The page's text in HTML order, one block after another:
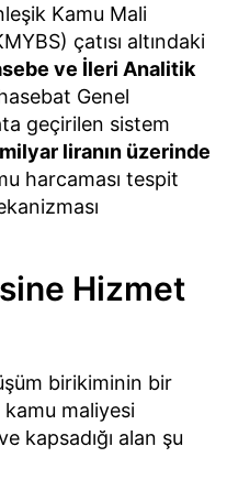
Kamu Mali
çatısı altındaki
ve İleri Analitik
Genel
geçirilen sistem
liranın üzerinde
harcaması tespit
Hizmet
birikiminin bir
kamu maliyesi
kapsadığı alan şu